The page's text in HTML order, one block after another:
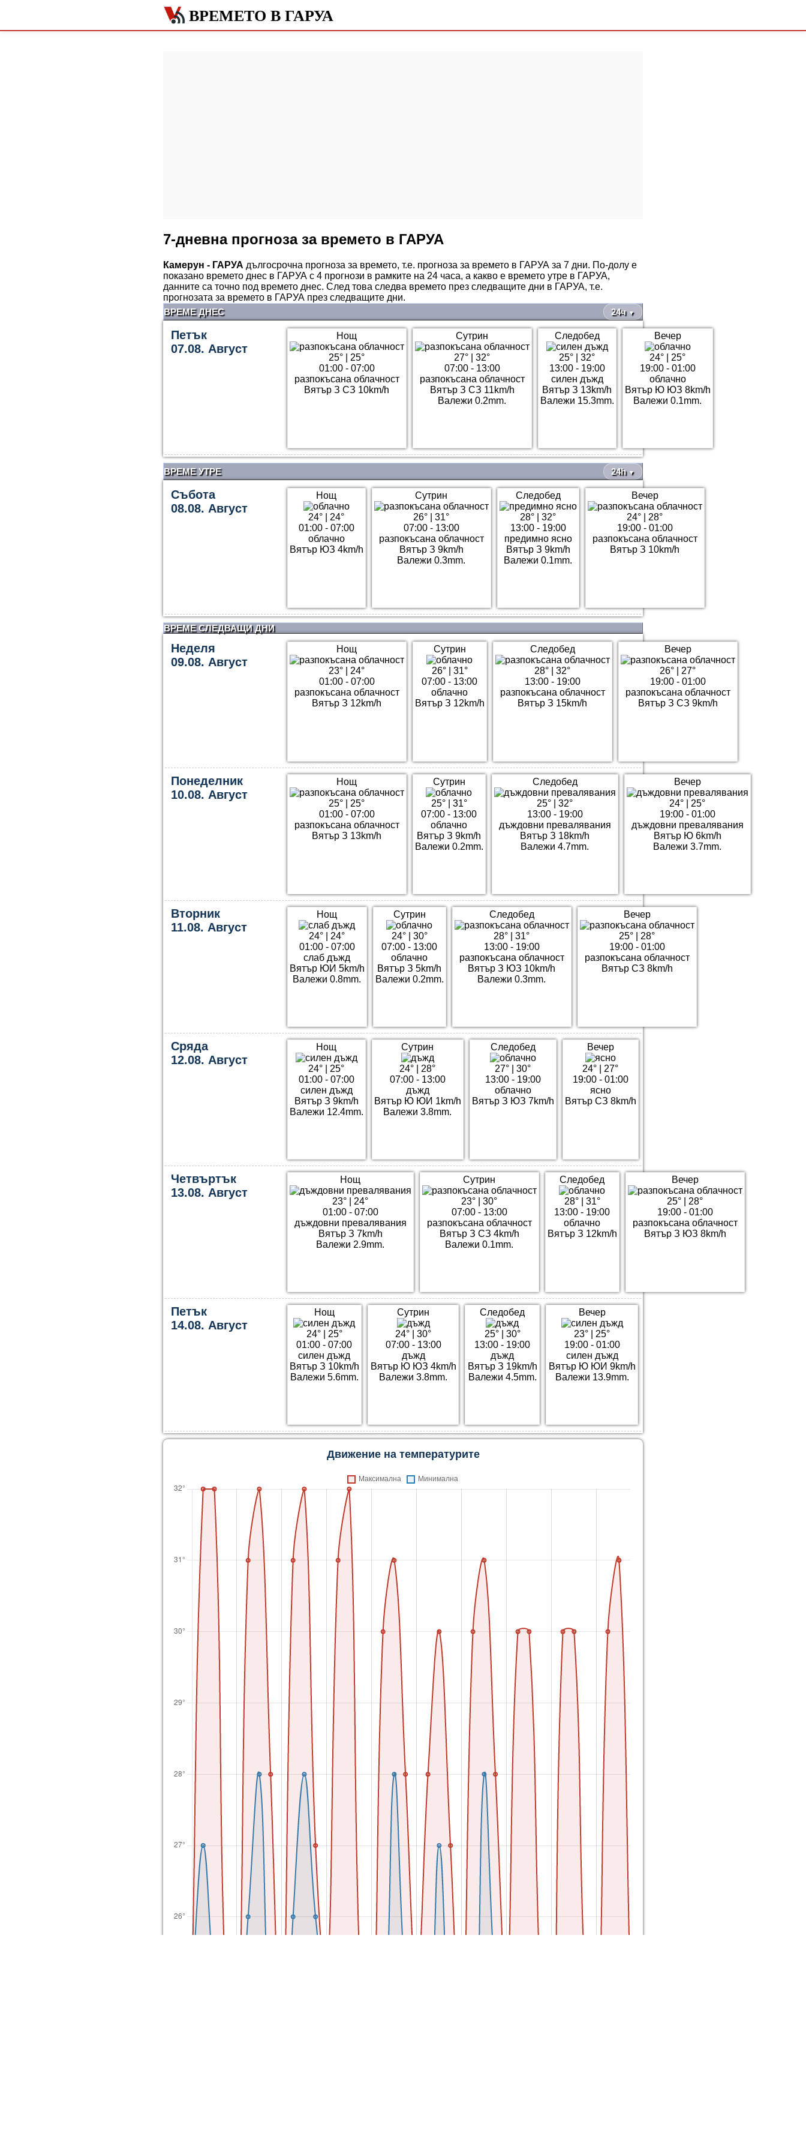
ВРЕМЕТО В ГАРУА
7-дневна прогноза за времето в ГАРУА
Камерун - ГАРУА дългосрочна прогноза за времето, т.е. прогноза за времето в ГАРУА за 7 дни. По-долу е
показано времето днес в ГАРУА с 4 прогнози в рамките на 24 часа, а какво е времето утре в ГАРУА,
данните са точно под времето днес. След това следва времето през следващите дни в ГАРУА, т.е.
прогнозата за времето в ГАРУА през следващите дни.
ВРЕМЕ ДНЕС
24ч ▼
Петък
07.08. Август
Нощ
25°
25°
01:00 - 07:00
разпокъсана облачност
Вятър З СЗ 10km/h
Сутрин
27°
32°
07:00 - 13:00
разпокъсана облачност
Вятър З СЗ 11km/h
Валежи 0.2mm.
Следобед
25°
32°
13:00 - 19:00
силен дъжд
Вятър З 13km/h
Валежи 15.3mm.
Вечер
24°
25°
19:00 - 01:00
облачно
Вятър Ю ЮЗ 8km/h
Валежи 0.1mm.
ВРЕМЕ УТРЕ 24h ▼
Събота
08.08. Август
Нощ
24°
24°
01:00 - 07:00
облачно
Вятър ЮЗ 4km/h
Сутрин
26°
31°
07:00 - 13:00
разпокъсана облачност
Вятър З 9km/h
Валежи 0.3mm.
Следобед
28°
32°
13:00 - 19:00
предимно ясно
Вятър З 9km/h
Валежи 0.1mm.
Вечер
24°
28°
19:00 - 01:00
разпокъсана облачност
Вятър З 10km/h
ВРЕМЕ СЛЕДВАЩИ ДНИ
Неделя
09.08. Август
Нощ
23°
24°
01:00 - 07:00
разпокъсана облачност
Вятър З 12km/h
Сутрин
26°| 31°
07:00 - 13:00
облачно
Вятър З 12km/h
Следобед
28°
32°
13:00 - 19:00
разпокъсана облачност
Вятър З 15km/h
Вечер
26°
27°
19:00 - 01:00
разпокъсана облачност
Вятър З СЗ 9km/h
Понеделник
10.08. Август
Нощ
25°
25°
01:00 - 07:00
разпокъсана облачност
Вятър З 13km/h
Сутрин
25°| 31°
07:00 - 13:00
облачно
Вятър З 9km/h
Валежи 0.2mm.
Следобед
25°
32°
13:00 - 19:00
дъждовни превалявания
Вятър З 18km/h
Валежи 4.7mm.
Вечер
24°
25°
19:00 - 01:00
дъждовни превалявания
Вятър Ю 6km/h
Валежи 3.7mm.
Вторник
11.08. Август
Нощ
24°
24°
01:00 - 07:00
слаб дъжд
Вятър ЮИ 5km/h
Валежи 0.8mm.
Сутрин
24°| 30°
07:00 - 13:00
облачно
Вятър З 5km/h
Валежи 0.2mm.
Следобед
28°
31°
13:00 - 19:00
разпокъсана облачност
Вятър З ЮЗ 10km/h
Валежи 0.3mm.
Вечер
25°
28°
19:00 - 01:00
разпокъсана облачност
Вятър СЗ 8km/h
Сряда
12.08. Август
Нощ
24°
25°
01:00 - 07:00
силен дъжд
Вятър З 9km/h
Валежи 12.4mm.
Сутрин
24°
28°
07:00 - 13:00
дъжд
Вятър Ю ЮИ 1km/h
Валежи 3.8mm.
Следобед
27°
30°
13:00 - 19:00
облачно
Вятър З ЮЗ 7km/h
Вечер
24°
27°
19:00 - 01:00
ясно
Вятър СЗ 8km/h
Четвъртък
13.08. Август
Нощ
23°
24°
01:00 - 07:00
дъждовни превалявания
Вятър З 7km/h
Валежи 2.9mm.
Сутрин
23°
30°
07:00 - 13:00
разпокъсана облачност
Вятър З СЗ 4km/h
Валежи 0.1mm.
Следобед
28°| 31°
13:00 - 19:00
облачно
Вятър З 12km/h
Вечер
25°
28°
19:00 - 01:00
разпокъсана облачност
Вятър З ЮЗ 8km/h
Петък
14.08. Август
Нощ
24°| 25°
01:00 - 07:00
силен дъжд
Вятър З 10km/h
Валежи 5.6mm.
Сутрин
24° |30°
07:00 - 13:00
дъжд
Вятър Ю ЮЗ 4km/h
Валежи 3.8mm.
Следобед
25°| 30°
13:00 - 19:00
дъжд
Вятър З 19km/h
Валежи 4.5mm.
Вечер
23°
25°
19:00 - 01:00
силен дъжд
Вятър Ю ЮИ 9km/h
Валежи 13.9mm.
Движение на температурите